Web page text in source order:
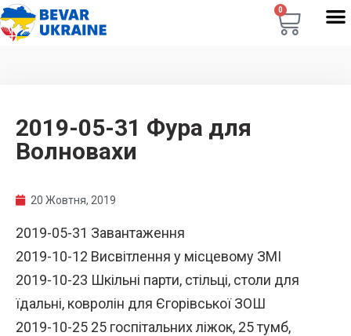
0
2019-05-31 Фура для
Волновахи
20 Жовтня, 2019
2019-05-31 Завантаження
2019-10-12 Висвітлення у місцевому ЗМІ
2019-10-23 Шкільні парти, стільці, столи для
їдальні, ковролін для Єгорівської ЗОШ
2019-10-25 25 госпітальних ліжок, 25 тумб,